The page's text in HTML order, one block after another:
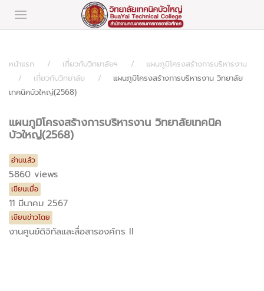
หน้าแรก เกี่ยวกับวิทยาลัยฯ
แผนภูมิโครงสร้างการบริหารงาน
เกี่ยวกับวิทยาลัย
แผนภูมิโครงสร้างการบริหารงาน วิทยาลัย
เทคนิคบัวใหญ่(2568)
แผนภูมิโครงสร้างการบริหารงาน วิทยาลัยเทคนิค
บัวใหญ่(2568)
อ่านแล้ว
5860 views
เขียนเมื่อ
11 มีนาคม 2567
เขียนข่าวโดย
งานศูนย์ดิจิทัลและสื่อสารองค์กร II